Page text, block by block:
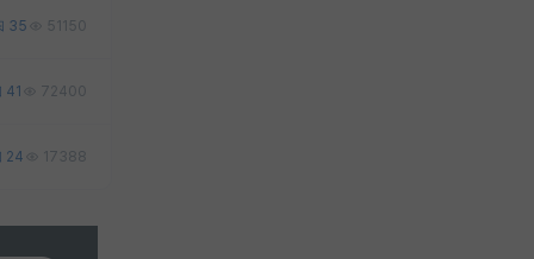
35 51150
41 72400
24 17388